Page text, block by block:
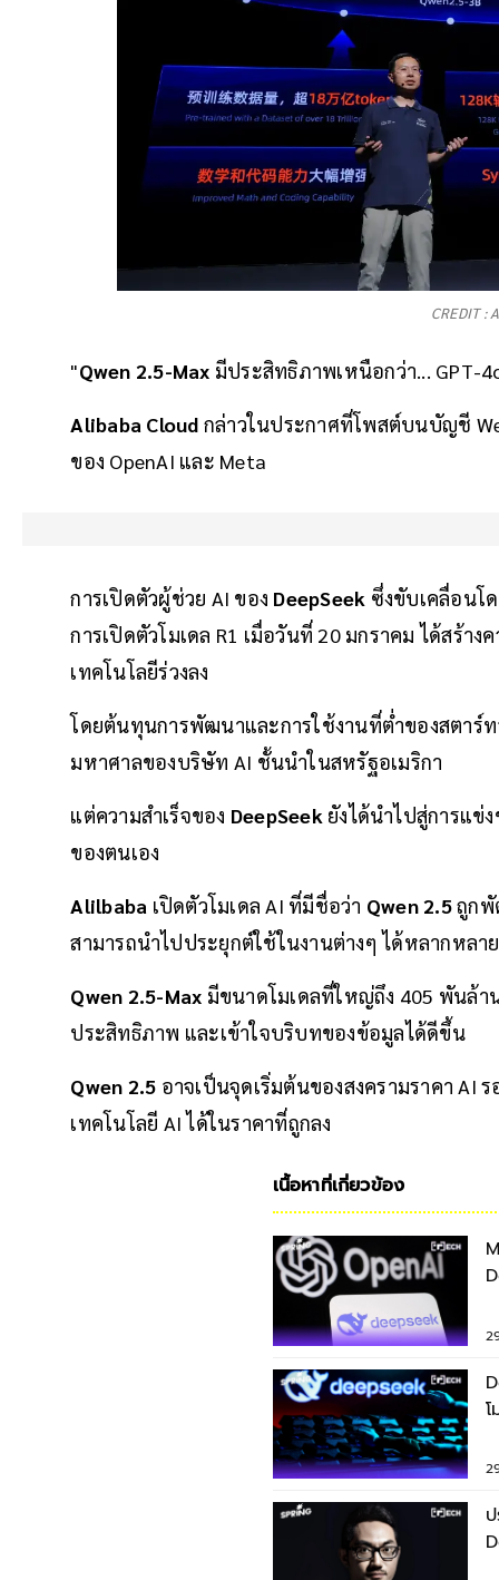
CREDIT :
"Qwen 2.5-Max มีประสิทธิภาพเหนือกว่า... GPT-
Alibaba Cloud กล่าวในประกาศที่โพสต์บนบัญชี
ของ OpenAI และ Meta
การเปิดตัวผู้ช่วย AI ของ DeepSeek ซึ่งขับเคลื่อนโ
การเปิดตัวโมเดล R1 เมื่อวันที่ 20 มกราคม ได้สร้า
เทคโนโลยีร่วงลง
โดยต้นทุนการพัฒนาและการใช้งานที่ต่ำของสตา
มหาศาลของบริษัท AI ชั้นนำในสหรัฐอเมริกา
แต่ความสำเร็จของ DeepSeek ยังได้นำไปสู่การแข่
ของตนเอง
Alilbaba เปิดตัวโมเดล AI ที่มีชื่อว่า Qwen 2.5ถูกพั
สามารถนำไปประยุกต์ใช้ในงานต่างๆ ได้หลากหล
Qwen 2.5-Max มีขนาดโมเดลที่ใหญ่ถึง 405 พันล้า
ประสิทธิภาพ และเข้าใจบริบทของข้อมูลได้ดีขึ้น
Qwen 2.5 อาจเป็นจุดเริ่มต้นของสงครามราคา AI
เทคโนโลยี AI ได้ในราคาที่ถูกลง
เนื้อหาที่เกี่ยวข้อง